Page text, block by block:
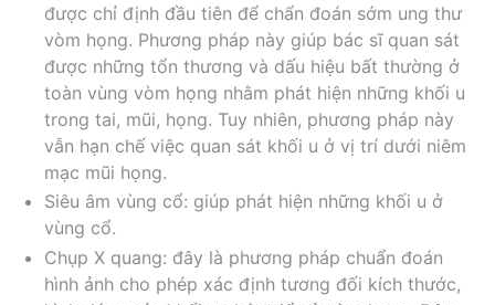
được chỉ định đầu tiên để chẩn đoán sớm ung thư
vòm họng. Phương pháp này giúp bác sĩ quan sát
được những tổn thương và dấu hiệu bất thường ở
toàn vùng vòm họng nhằm phát hiện những khối u
trong tai, mũi, họng. Tuy nhiên, phương pháp này
vẫn hạn chế việc quan sát khối u ở vị trí dưới niêm
mạc mũi họng.
Siêu âm vùng cổ: giúp phát hiện những khối u ở
vùng cổ.
Chụp X quang: đây là phương pháp chuẩn đoán
hình ảnh cho phép xác định tương đối kích thước,